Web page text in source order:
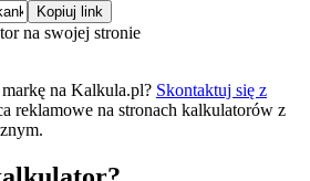
Kopiuj link
na swojej stronie
na Kalkula.pl? Skontaktuj się z
reklamowe na stronach kalkulatorów z